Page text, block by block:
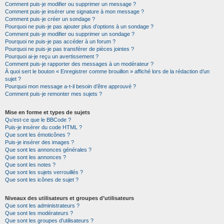
Comment puis-je modifier ou supprimer un message ?
Comment puis-je insérer une signature à mon message ?
Comment puis-je créer un sondage ?
Pourquoi ne puis-je pas ajouter plus d’options à un sondage ?
Comment puis-je modifier ou supprimer un sondage ?
Pourquoi ne puis-je pas accéder à un forum ?
Pourquoi ne puis-je pas transférer de pièces jointes ?
Pourquoi ai-je reçu un avertissement ?
Comment puis-je rapporter des messages à un modérateur ?
À quoi sert le bouton « Enregistrer comme brouillon » affiché lors de la rédaction d’un
sujet ?
Pourquoi mon message a-t-il besoin d’être approuvé ?
Comment puis-je remonter mes sujets ?
Mise en forme et types de sujets
Qu’est-ce que le BBCode ?
Puis-je insérer du code HTML ?
Que sont les émoticônes ?
Puis-je insérer des images ?
Que sont les annonces générales ?
Que sont les annonces ?
Que sont les notes ?
Que sont les sujets verrouillés ?
Que sont les icônes de sujet ?
Niveaux des utilisateurs et groupes d’utilisateurs
Que sont les administrateurs ?
Que sont les modérateurs ?
Que sont les groupes d’utilisateurs ?